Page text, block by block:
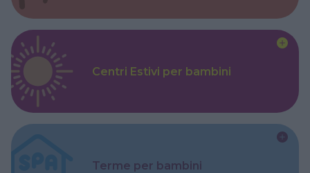
Centri Estivi per bambini
Terme per bambini